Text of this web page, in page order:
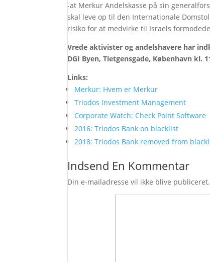
-at Merkur Andelskasse på sin
skal leve op til den Internationale
risiko for at medvirke til Israels
Vrede aktivister og andelshavere har
DGI Byen, Tietgensgade, København kl.
Links:
Merkur: Hvem er Merkur
Triodos Investment Management
Corporate Watch: Check Point Software
2016: Triodos Bank on blacklist
2018: Triodos Bank removed from
Indsend En Kommentar
Din e-mailadresse vil ikke blive publiceret.